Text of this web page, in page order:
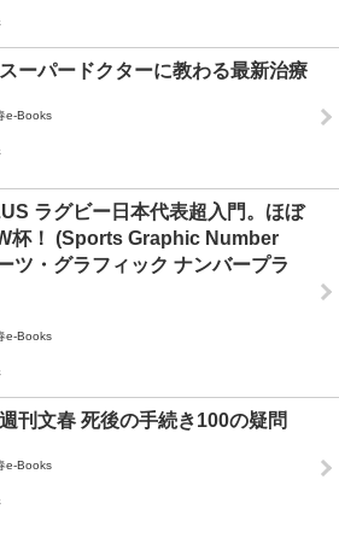
ーパードクターに教わる最新治療
e-Books
ラグビー日本代表超入門。ほぼ
杯！ (Sports Graphic Number
ツ・グラフィック ナンバープラ
e-Books
刊文春 死後の手続き100の疑問
e-Books